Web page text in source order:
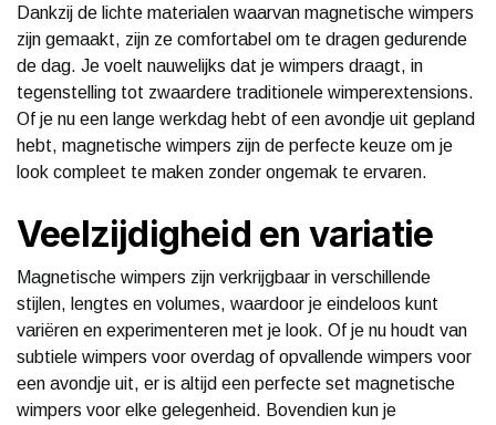
Dankzij de lichte materialen waarvan magnetische wimpers
zijn gemaakt, zijn ze comfortabel om te dragen gedurende
de dag. Je voelt nauwelijks dat je wimpers draagt, in
tegenstelling tot zwaardere traditionele wimperextensions.
Of je nu een lange werkdag hebt of een avondje uit gepland
hebt, magnetische wimpers zijn de perfecte keuze om je
look compleet te maken zonder ongemak te ervaren.
Veelzijdigheid en variatie
Magnetische wimpers zijn verkrijgbaar in verschillende
stijlen, lengtes en volumes, waardoor je eindeloos kunt
variëren en experimenteren met je look. Of je nu houdt van
subtiele wimpers voor overdag of opvallende wimpers voor
een avondje uit, er is altijd een perfecte set magnetische
wimpers voor elke gelegenheid. Bovendien kun je